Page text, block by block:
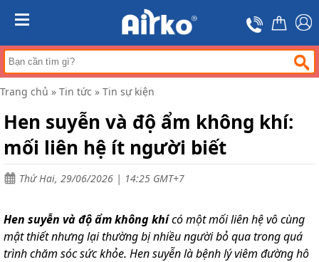
Trang
chủ
Máy
hút
ẩm
Máy
không
hòa
di
nghiệp
Tin
tức
Trang chủ » Tin tức » Tin sự kiện
Hen suyễn và độ ẩm không khí:
mối liên hệ ít người biết
Thứ Hai, 29/06/2026 | 14:25 GMT+7
Hen suyễn và độ ẩm không khícó một mối liên hệ vô cùng
mật thiết nhưng lại thường bị nhiều người bỏ qua trong quá
trình chăm sóc sức khỏe. Hen suyễn là bệnh lý viêm đường hô